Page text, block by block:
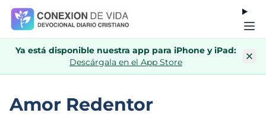
Ya está disponible nuestra app para iPhone y iPad:
Descárgala en el App Store
Amor Redentor